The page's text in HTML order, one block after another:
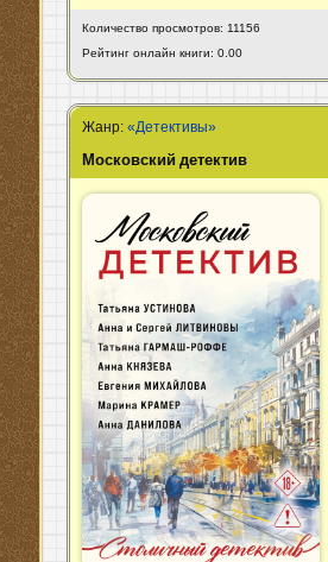
Количество просмотров: 11156
Рейтинг онлайн книги: 0.00
Жанр:«Детективы»
Московский детектив